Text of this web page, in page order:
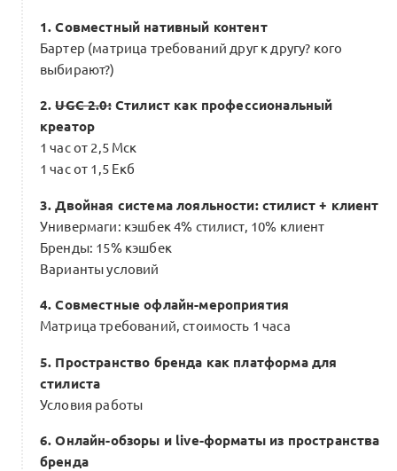
1. Совместный нативный контент
Бартер (матрица требований друг к другу? кого
выбирают?)
2.UGC 2.0:Cтилист как профессиональный
креатор
1 час от 2,5 Мск
1 час от 1,5 Екб
3. Двойная система лояльности: стилист + клиент
Универмаги: кэшбек 4% стилист, 10% клиент
Бренды: 15% кэшбек
Варианты условий
4. Совместные офлайн-мероприятия
Матрица требований, стоимость 1 часа
5. Пространство бренда как платформа для
стилиста
Условия работы
6. Онлайн-обзоры и live-форматы из пространства
бренда